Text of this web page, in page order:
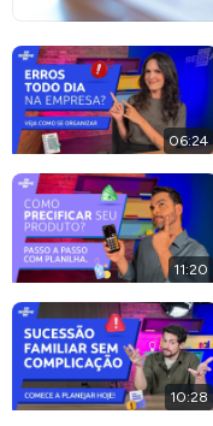
06:24
11:20
10:28